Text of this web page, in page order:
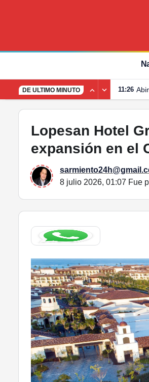
DE ULTIMO MINUTO 11:26
Lopesan Hotel
expansión en el
8 julio 2026, 01:07 Fue
Lopesan Hotel Group inaugura